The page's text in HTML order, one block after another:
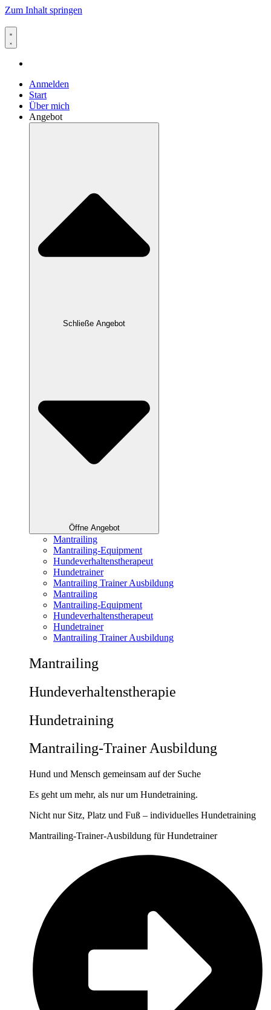
Zum Inhalt springen
Anmelden
Start
Über mich
Angebot
Schließe Angebot
Öffne Angebot
Mantrailing
Mantrailing-Equipment
Hundeverhaltenstherapeut
Hundetrainer
Mantrailing Trainer Ausbildung
Mantrailing
Mantrailing-Equipment
Hundeverhaltenstherapeut
Hundetrainer
Mantrailing Trainer Ausbildung
Mantrailing
Hunde­verhaltens­therapie
Hunde­training
Mantrailing-Trainer Ausbildung
Hund und Mensch gemeinsam auf der Suche
Es geht um mehr, als nur um Hundetraining.
Nicht nur Sitz, Platz und Fuß – individuelles Hundetraining
Mantrailing-Trainer-Ausbildung für Hundetrainer